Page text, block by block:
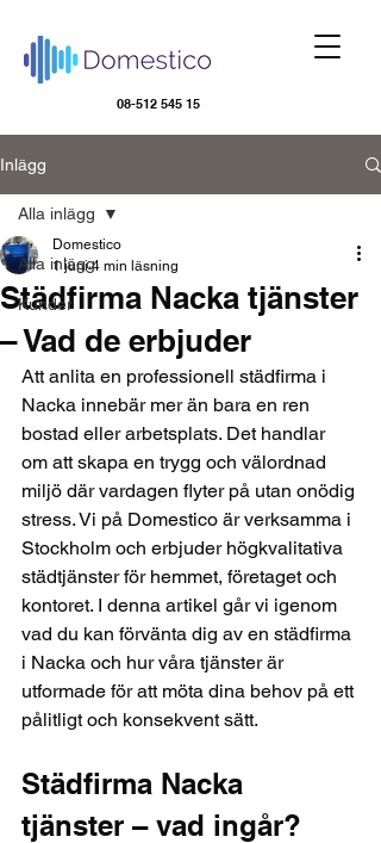
08-512 545 15
Inlägg
Alla inlägg
Kunder
Alla inlägg
Städfirma Nacka tjänster
– Vad de erbjuder
Domestico
1 juni 4 min läsning
Att anlita en professionell städfirma i
Nacka innebär mer än bara en ren
bostad eller arbetsplats. Det handlar
om att skapa en trygg och välordnad
miljö där vardagen flyter på utan onödig
stress. Vi på Domestico är verksamma i
Stockholm och erbjuder högkvalitativa
städtjänster för hemmet, företaget och
kontoret. I denna artikel går vi igenom
vad du kan förvänta dig av en städfirma
i Nacka och hur våra tjänster är
utformade för att möta dina behov på ett
pålitligt och konsekvent sätt.
Städfirma Nacka
tjänster – vad ingår?